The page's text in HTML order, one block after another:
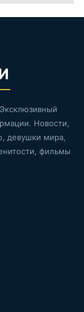
Новости,
девушки мира,
фильмы